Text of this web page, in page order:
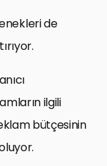
de
ilgili
bütçesinin